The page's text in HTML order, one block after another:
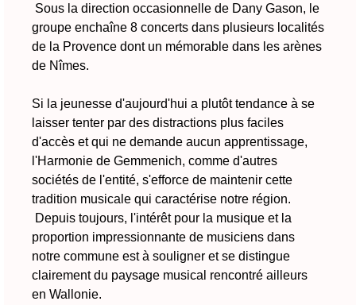
Sous la direction occasionnelle de Dany Gason, le
groupe enchaîne 8 concerts dans plusieurs localités
de la Provence dont un mémorable dans les arènes
de Nîmes.
Si la jeunesse d'aujourd'hui a plutôt tendance à se
laisser tenter par des distractions plus faciles
d'accès et qui ne demande aucun apprentissage,
l'Harmonie de Gemmenich, comme d'autres
sociétés de l'entité, s'efforce de maintenir cette
tradition musicale qui caractérise notre région.
Depuis toujours, l'intérêt pour la musique et la
proportion impressionnante de musiciens dans
notre commune est à souligner et se distingue
clairement du paysage musical rencontré ailleurs
en Wallonie.